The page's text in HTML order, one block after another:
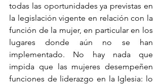
todas las oportunidades ya previstas en
la legislación vigente en relación con la
función de la mujer, en particular en los
lugares donde aún no se han
implementado. No hay nada que
impida que las mujeres desempeñen
funciones de liderazgo en la Iglesia: lo